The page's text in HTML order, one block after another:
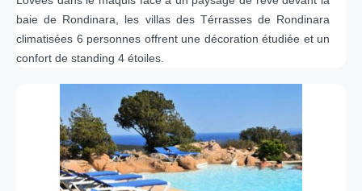
baie de Rondinara, les villas des Térrasses de Rondinara
climatisées 6 personnes offrent une décoration étudiée et un
confort de standing 4 étoiles.